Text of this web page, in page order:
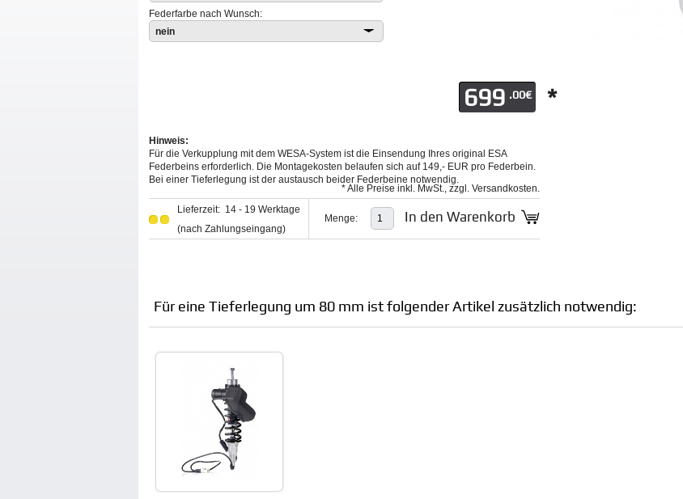
Federfarbe nach Wunsch:
nein
699 .00€ *
Hinweis:
Für die Verkupplung mit dem WESA-System ist die Einsendung Ihres original ESA
Federbeins erforderlich. Die Montagekosten belaufen sich auf 149,- EUR pro Federbein.
Bei einer Tieferlegung ist der austausch beider Federbeine notwendig.
* Alle Preise inkl. MwSt., zzgl. Versandkosten.
Lieferzeit: 14 - 19 Werktage
(nach Zahlungseingang)
Menge: In den Warenkorb
Für eine Tieferlegung um 80 mm ist folgender Artikel zusätzlich notwendig: